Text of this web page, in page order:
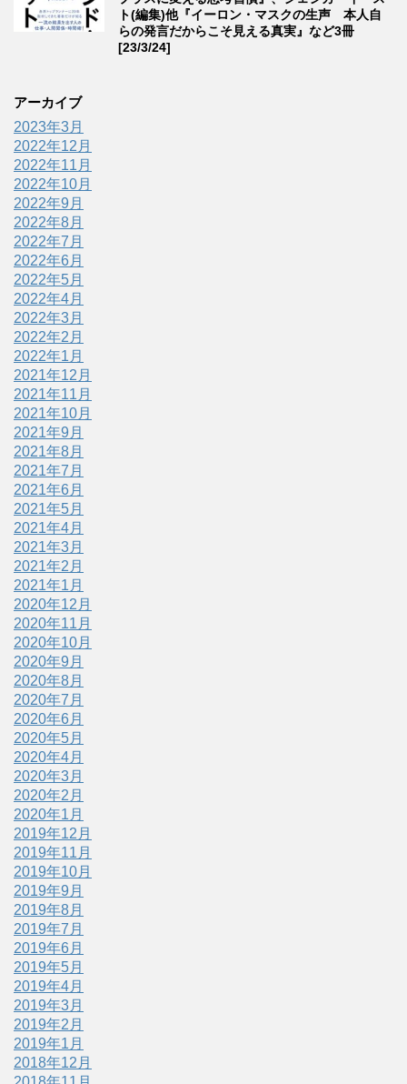
ト(編集)他『イーロン・マスクの生声 本人自
らの発言だからこそ見える真実』など3冊
[23/3/24]
アーカイブ
2023年3月
2022年12月
2022年11月
2022年10月
2022年9月
2022年8月
2022年7月
2022年6月
2022年5月
2022年4月
2022年3月
2022年2月
2022年1月
2021年12月
2021年11月
2021年10月
2021年9月
2021年8月
2021年7月
2021年6月
2021年5月
2021年4月
2021年3月
2021年2月
2021年1月
2020年12月
2020年11月
2020年10月
2020年9月
2020年8月
2020年7月
2020年6月
2020年5月
2020年4月
2020年3月
2020年2月
2020年1月
2019年12月
2019年11月
2019年10月
2019年9月
2019年8月
2019年7月
2019年6月
2019年5月
2019年4月
2019年3月
2019年2月
2019年1月
2018年12月